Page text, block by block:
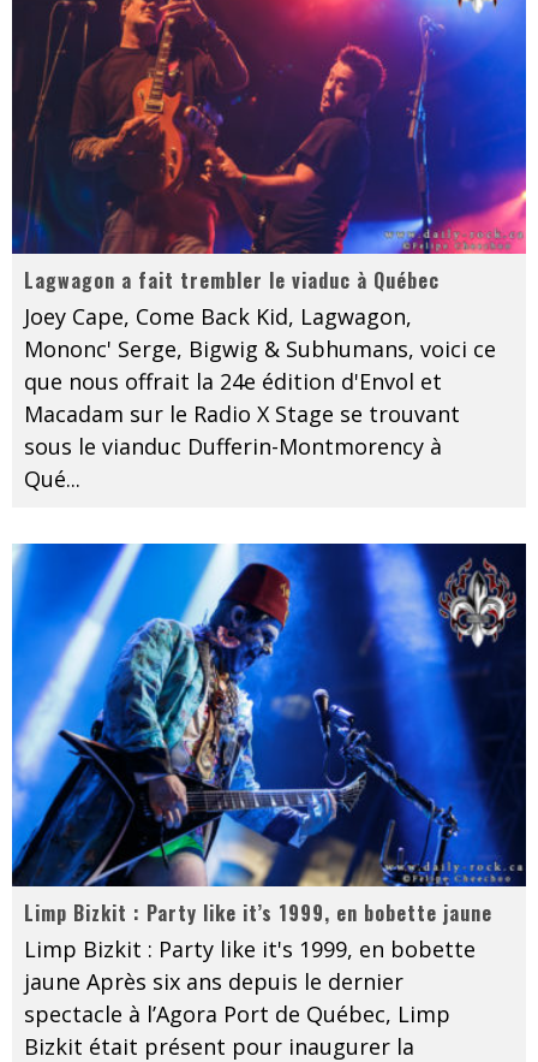
Lagwagon a fait trembler le viaduc à Québec
Joey Cape, Come Back Kid, Lagwagon,
Mononc' Serge, Bigwig & Subhumans, voici ce
que nous offrait la 24e édition d'Envol et
Macadam sur le Radio X Stage se trouvant
sous le vianduc Dufferin-Montmorency à
Qué...
Limp Bizkit : Party like it’s 1999, en bobette jaune
Limp Bizkit : Party like it's 1999, en bobette
jaune Après six ans depuis le dernier
spectacle à l’Agora Port de Québec, Limp
Bizkit était présent pour inaugurer la